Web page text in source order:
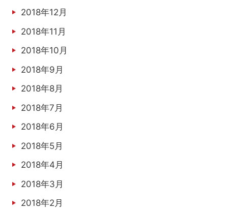
2018年12月
2018年11月
2018年10月
2018年9月
2018年8月
2018年7月
2018年6月
2018年5月
2018年4月
2018年3月
2018年2月